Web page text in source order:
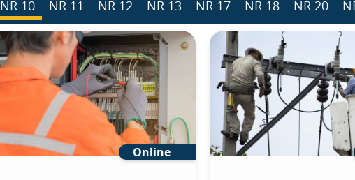
NR 10 NR 11 NR 12 NR 13 NR 17 NR 18 NR 20
Online